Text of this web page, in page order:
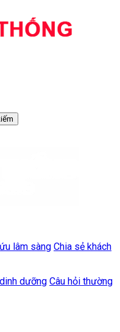
lâm sàng Chia sẻ khách
dưỡng Câu hỏi thường